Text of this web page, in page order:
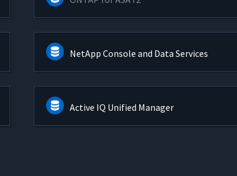
NetApp Console and Data Services
Active IQ Unified Manager